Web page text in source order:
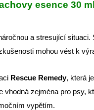
esence 30 ml
a stresující
mohou vést k
Rescue Remedy, která
zejména pro psy,
vypětím.